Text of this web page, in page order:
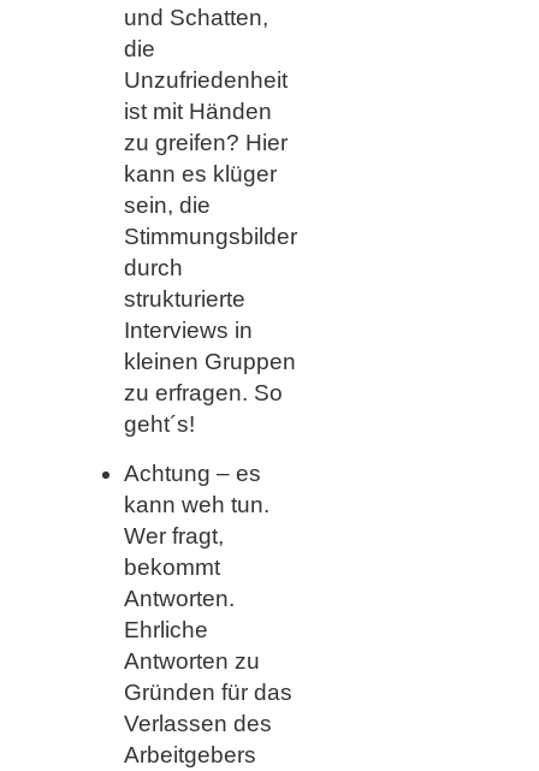
und Schatten,
die
Unzufriedenheit
ist mit Händen
zu greifen? Hier
kann es klüger
sein, die
Stimmungsbilder
durch
strukturierte
Interviews in
kleinen Gruppen
zu erfragen. So
geht´s!
Achtung – es
kann weh tun.
Wer fragt,
bekommt
Antworten.
Ehrliche
Antworten zu
Gründen für das
Verlassen des
Arbeitgebers